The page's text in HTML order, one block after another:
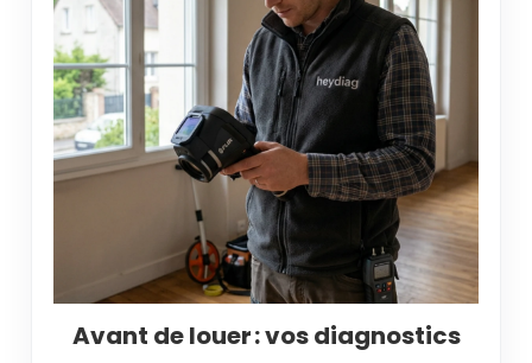
Avant de louer : vos diagnostics